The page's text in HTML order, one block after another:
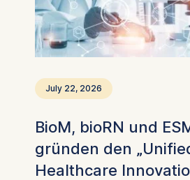
July 22, 2026
BioM, bioRN und
gründen den
Healthcare